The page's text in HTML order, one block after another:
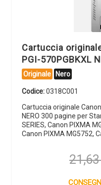
Cartuccia
PGI-570PGBKXL
Originale Nero
Codice:0318C001
Cartuccia originale
NERO 300 pagine per
SERIES, Canon PIXMA
Canon PIXMA MG5752,